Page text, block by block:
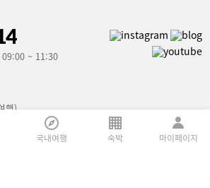
~ 11:30
행)
국내여행 숙박 마이페이지